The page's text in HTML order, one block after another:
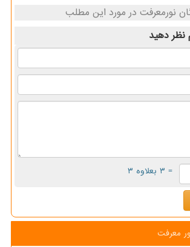
نورمعرفت در مورد این مطلب
نظر دهید
= ۳ بعلاوه ۳
معرفت